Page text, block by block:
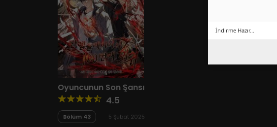
Oyuncunun Son Şansı
4.5
Bölüm 43 5 Şubat 2025
İndirme Hazır...